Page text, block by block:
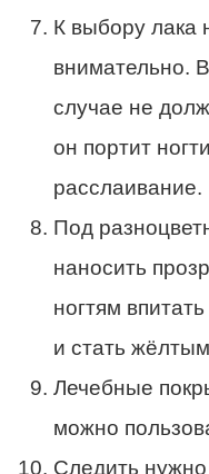
К выбору лака
внимательно.
случае не
он портит
расслаивание.
Под
наносить
ногтям
и стать
Лечебные
можно
Следить